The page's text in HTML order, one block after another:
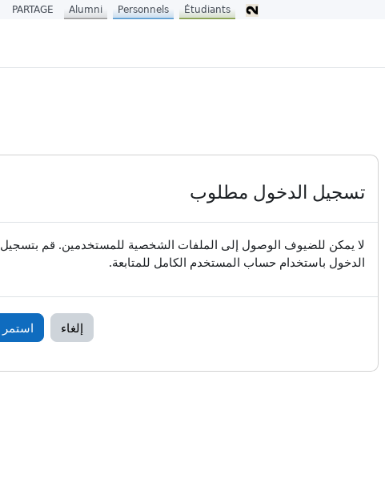
تسجيل الدخول مطلوب
لا يمكن للضيوف الوصول إلى الملفات الشخصية للمستخدمين. قم بتسجيل
الدخول باستخدام حساب المستخدم الكامل للمتابعة.
إلغاء استمر
Étudiants
Personnels
Alumni
PARTAGE